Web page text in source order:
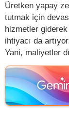
Üretken yapay
tutmak için
hizmetler
ihtiyacı da
Yani, maliyetler